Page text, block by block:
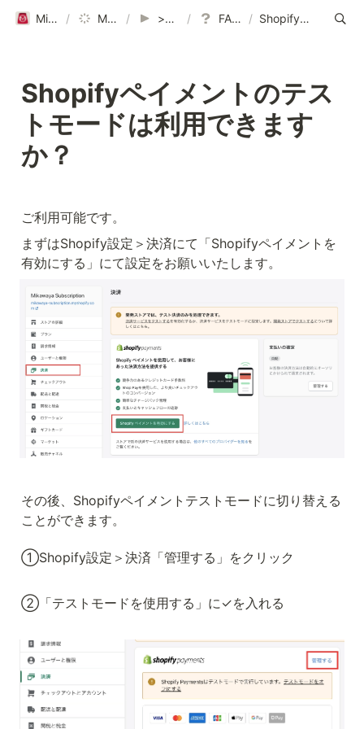
Mikawaya Subscriptionヘルプページ｜ご利用ガイド / Mikawaya Subscription / >>よくある質問はこちら / FAQまとめ一覧表 （導入後） / Shopifyペイメントのテストモードは利用できますか？
Shopifyペイメントのテス
トモードは利用できます
か？
ご利用可能です。
まずはShopify設定＞決済にて「Shopifyペイメントを
有効にする」にて設定をお願いいたします。
その後、Shopifyペイメントテストモードに切り替える
ことができます。
①Shopify設定＞決済「管理する」をクリック
②「テストモードを使用する」に✓を入れる